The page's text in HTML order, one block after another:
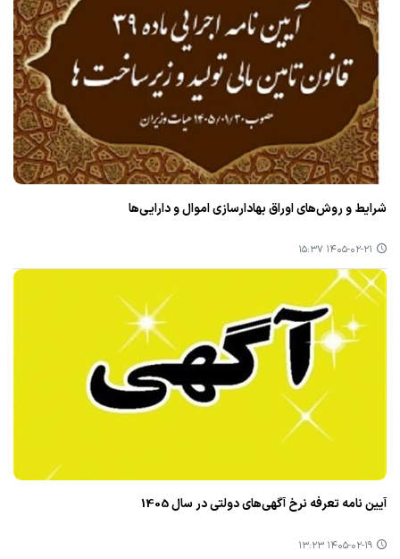
شرایط و روش‌های اوراق بهادارسازی اموال و دارایی‌ها
۱۴۰۵-۰۲-۲۱ ۱۵:۳۷
آیین نامه تعرفه نرخ آگهی‌های دولتی در سال 1405
۱۴۰۵-۰۲-۱۹ ۱۳:۲۳